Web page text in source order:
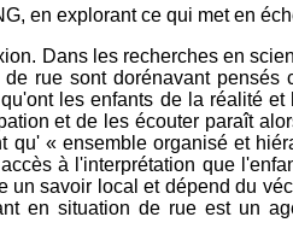
en explorant ce qui met en
Dans les recherches en
rue sont dorénavant
les enfants de la réalité
et de les écouter paraît
« ensemble organisé et
à l'interprétation que
savoir local et dépend du
en situation de rue est un